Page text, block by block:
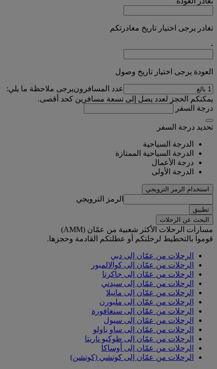
تغادر يرجى اختيار تاريخ مغادرتكم
-
العودة يرجى اختيار تاريخ وصول
عدد المسافرونيرجى ملاحظة ما يلي:
يمكنكم الحجز لعدد يصل إلى تسعة مسافرين كحد أقصى.
درجة السفر
تحديد درجة السفر
الدرجة السياحية
الدرجة السياحية الممتازة
درجة الأعمال
الدرجة الأولى
استخدام الرمز الترويجي
الرمز الترويجي
تطبيق
البحث عن الرحلات
مسارات الرحلات الأكثر شعبية من عمّان (AMM)
قوموا بالتخطيط لرحلتكم أو عطلتكم القادمة وحجزها.
الرحلات من عمّان إلى دبي
الرحلات من عمّان إلى كوالالمبور
الرحلات من عمّان إلى جاكرتا
الرحلات من عمّان إلى سيدني
الرحلات من عمّان إلى مانيلا
الرحلات من عمّان إلى ملبورن
الرحلات من عمّان إلى سنغافورة
الرحلات من عمّان إلى سيول
الرحلات من عمّان إلى ساو باولو
الرحلات من عمّان إلى طوكيو ناريتا
الرحلات من عمّان إلى أوساكا
الرحلات من عمّان إلى كوتشي (كوتشن)